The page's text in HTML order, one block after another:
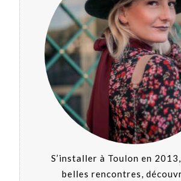
S’installer à Toulon en
belles rencontres,